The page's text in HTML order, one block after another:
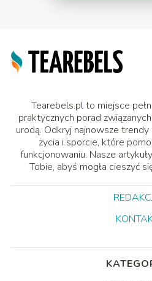
Tearebels.pl to miejsce
praktycznych porad
urodą. Odkryj najnowsze
życia i sporcie, które
funkcjonowaniu. Nasze
Tobie, abyś mogła cieszyć